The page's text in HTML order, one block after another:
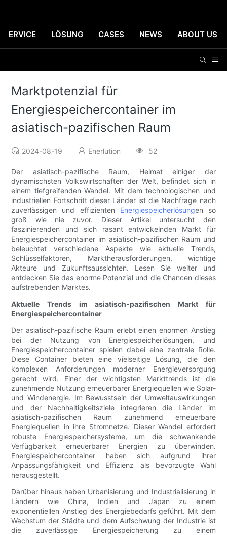
SERVICE LÖSUNG CASES NEWS ABOUT US
Marktpotenzial für
Energiespeichercontainer im
asiatisch-pazifischen Raum
2024-08-19 Enerlution 52
Der asiatisch-pazifische Raum, Heimat einiger der
dynamischsten Volkswirtschaften der Welt, befindet sich in
einem tiefgreifenden Wandel. Mit dem technologischen und
industriellen Fortschritt dieser Länder ist die Nachfrage nach
zuverlässigen und effizienten Energiespeicherlösungen so
groß wie nie zuvor. Dieser Artikel untersucht den
faszinierenden und sich rasant entwickelnden Markt für
Energiespeichercontainer im asiatisch-pazifischen Raum und
beleuchtet verschiedene Aspekte wie aktuelle Trends,
Schlüsselfaktoren, Marktherausforderungen, wichtige
Akteure und Zukunftsaussichten. Lesen Sie weiter und
entdecken Sie das enorme Potenzial und die Chancen dieses
aufstrebenden Marktes.
Aktuelle Trends im asiatisch-pazifischen Markt für
Energiespeichercontainer
Der asiatisch-pazifische Raum erlebt einen enormen Anstieg
bei der Nutzung von Energiespeicherlösungen, und
Energiespeichercontainer spielen dabei eine zentrale Rolle.
Diese Container bieten eine vielseitige Lösung, die den
komplexen Anforderungen moderner Energieversorgung
gerecht wird. Einer der wichtigsten Markttrends ist die
zunehmende Nutzung erneuerbarer Energiequellen wie Solar-
und Windenergie. Im Bewusstsein der Umweltauswirkungen
und der Nachhaltigkeitsziele integrieren die Länder im
asiatisch-pazifischen Raum zunehmend erneuerbare
Energiequellen in ihre Stromnetze. Dieser Wandel erfordert
robuste Energiespeichersysteme, um die schwankende
Verfügbarkeit erneuerbarer Energien zu überwinden.
Energiespeichercontainer haben sich aufgrund ihrer
Anpassungsfähigkeit und Effizienz als bevorzugte Wahl
herausgestellt.
Darüber hinaus haben Urbanisierung und Industrialisierung in
Ländern wie China, Indien und Japan zu einem
exponentiellen Anstieg des Energiebedarfs geführt. Mit dem
Wachstum der Städte und dem Aufschwung der Industrie ist
die zuverlässige Energiespeicherung zu einem